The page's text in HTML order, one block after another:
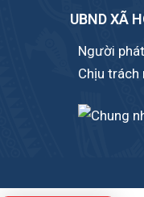
UBND XÃ
Người
Chịu trách